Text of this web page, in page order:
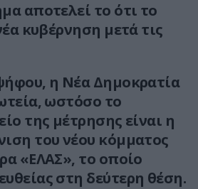
αποτελεί το ότι το
κυβέρνηση μετά τις
η Νέα Δημοκρατία
ωστόσο το
της μέτρησης είναι η
του νέου κόμματος
«ΕΛΑΣ», το οποίο
στη δεύτερη θέση.